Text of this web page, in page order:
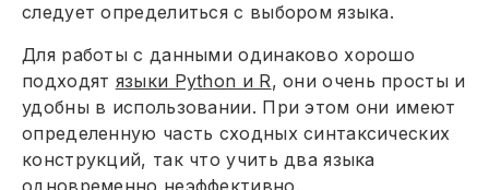
следует определиться с выбором языка.
Для работы с данными одинаково хорошо
подходят языки Python и R, они очень просты и
удобны в использовании. При этом они имеют
определенную часть сходных синтаксических
конструкций, так что учить два языка